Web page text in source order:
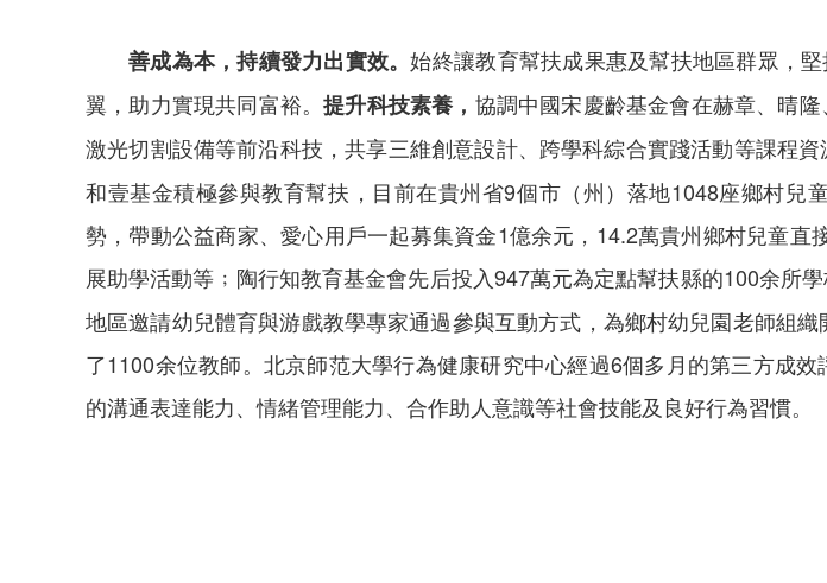
善成為本，持續發力出實效。始終讓教育幫扶成果惠及幫扶地區群眾，堅
翼，助力實現共同富裕。提升科技素養， 協調中國宋慶齡基金會在赫章、晴隆
激光切割設備等前沿科技，共享三維創意設計、跨學科綜合實踐活動等課程資
和壹基金積極參與教育幫扶，目前在貴州省9個市（州）落地1048座鄉村
勢，帶動公益商家、愛心用戶一起募集資金1億余元，14.2萬貴州鄉村兒童
展助學活動等﹔陶行知教育基金會先后投入947萬元為定點幫扶縣的100余所學
地區邀請幼兒體育與游戲教學專家通過參與互動方式，為鄉村幼兒園老師組
了1100余位教師。北京師范大學行為健康研究中心經過6個多月的第三方成
的溝通表達能力、情緒管理能力、合作助人意識等社會技能及良好行為習慣。